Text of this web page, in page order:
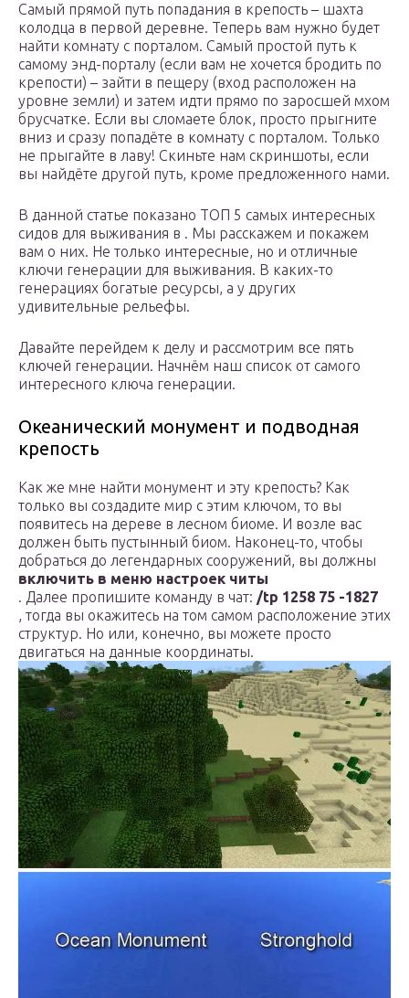
Самый прямой путь попадания в крепость – шахта
колодца в первой деревне. Теперь вам нужно будет
найти комнату с порталом. Самый простой путь к
самому энд-порталу (если вам не хочется бродить по
крепости) – зайти в пещеру (вход расположен на
уровне земли) и затем идти прямо по заросшей мхом
брусчатке. Если вы сломаете блок, просто прыгните
вниз и сразу попадёте в комнату с порталом. Только
не прыгайте в лаву! Скиньте нам скриншоты, если
вы найдёте другой путь, кроме предложенного нами.
В данной статье показано ТОП 5 самых интересных
сидов для выживания в . Мы расскажем и покажем
вам о них. Не только интересные, но и отличные
ключи генерации для выживания. В каких-то
генерациях богатые ресурсы, а у других
удивительные рельефы.
Давайте перейдем к делу и рассмотрим все пять
ключей генерации. Начнём наш список от самого
интересного ключа генерации.
Океанический монумент и подводная
крепость
Как же мне найти монумент и эту крепость? Как
только вы создадите мир с этим ключом, то вы
появитесь на дереве в лесном биоме. И возле вас
должен быть пустынный биом. Наконец-то, чтобы
добраться до легендарных сооружений, вы должны
включить в меню настроек читы
. Далее пропишите команду в чат: /tp 1258 75 -1827
, тогда вы окажитесь на том самом расположение этих
структур. Но или, конечно, вы можете просто
двигаться на данные координаты.